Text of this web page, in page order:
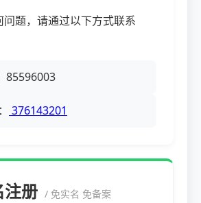
题，请通过以下方式联系
85596003
376143201
注册 / 免实名 免备案